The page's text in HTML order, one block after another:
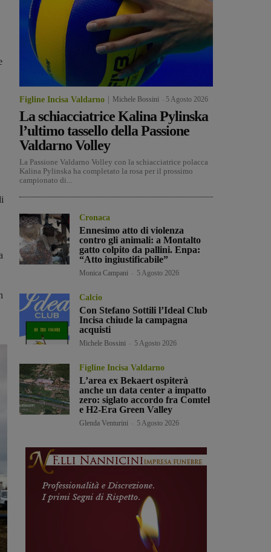
Figline Incisa Valdarno Michele Bossini 5 Agosto 2026
La schiacciatrice Kalina Pylinska
l’ultimo tassello della Passione
Valdarno Volley
La Passione Valdarno Volley con la schiacciatrice polacca
Kalina Pylinska ha completato la rosa per il prossimo
campionato di...
Cronaca
Ennesimo atto di violenza
contro gli animali: a Montalto
gatto colpito da pallini. Enpa:
“Atto ingiustificabile”
Monica Campani 5 Agosto 2026
Calcio
Con Stefano Sottili l’Ideal Club
Incisa chiude la campagna
acquisti
Michele Bossini 5 Agosto 2026
Figline Incisa Valdarno
L’area ex Bekaert ospiterà
anche un data center a impatto
zero: siglato accordo fra Comtel
e H2-Era Green Valley
Glenda Venturini 5 Agosto 2026